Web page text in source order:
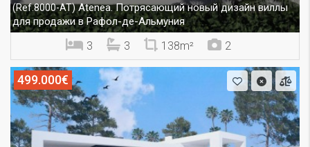
(Ref.8000-AT)Atenea. Потрясающий новый дизайн виллы
для продажи в Рафол-де-Альмуния
3 3 138m² 2
499.000€